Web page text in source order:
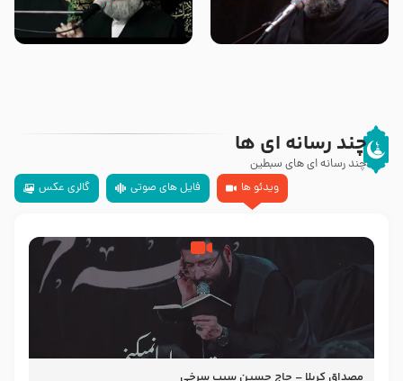
سلام جوانی که امام حسین علیه
السلام خودش جوابش را دادند
زیارتی که اسباب رزق زیاد و عمر
طولانی است حجت السلام حسین
چند رسانه ای ها
چند رسانه ای های سبطین
ویدئو ها
فایل های صوتی گالری عکس
مصداق کربلا – حاج حسین سیب سرخی